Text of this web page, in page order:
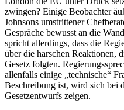
zwingen? Einige Beobachter
Johnsons umstrittener
Gespräche bewusst an die
spricht allerdings, dass die
über die harschen Reaktionen,
Gesetz folgten.
allenfalls einige „technische“
Beschreibung ist, wird sich bei
Gesetzentwurfs zeigen.